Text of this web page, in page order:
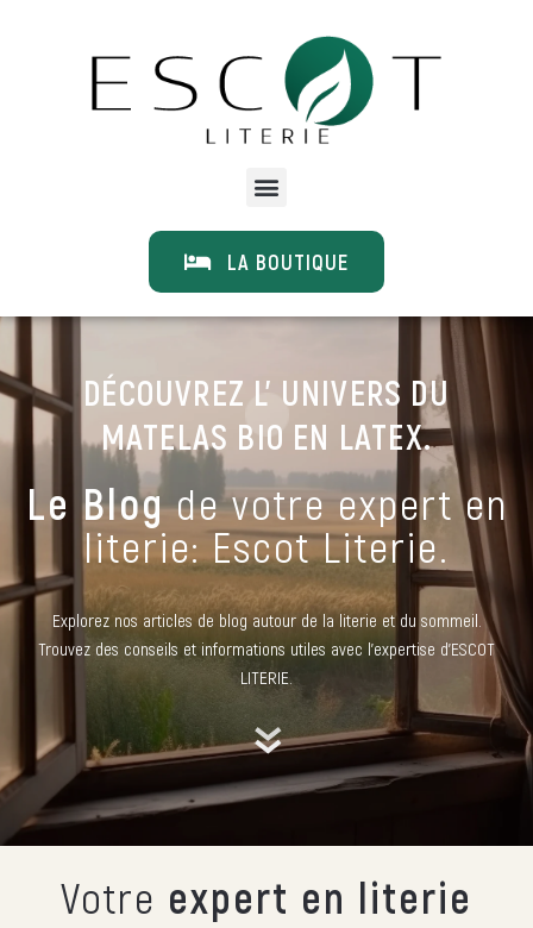
LA BOUTIQUE
DÉCOUVREZ L' UNIVERS DU
MATELAS BIO EN LATEX.
Le Blogde votre expert en
literie: Escot Literie.
Explorez nos articles de blog autour de la literie et du sommeil.
Trouvez des conseils et informations utiles avec l’expertise d’ESCOT
LITERIE.
Votre expert en literie